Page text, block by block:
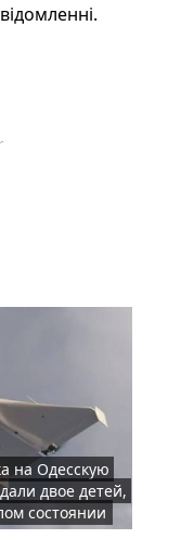
на Одесскую
двое детей,
состоянии